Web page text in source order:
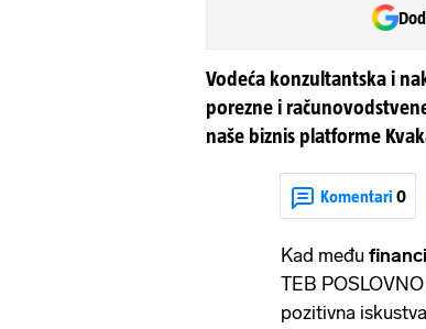
Vodeća konzultantska i
porezne i
naše biznis platforme
Komentari 0
Kad među
TEB
pozitivna